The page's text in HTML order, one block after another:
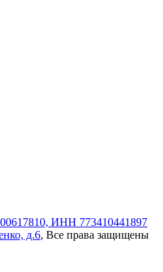
ИНН 773410441897
д.6, Все права защищены